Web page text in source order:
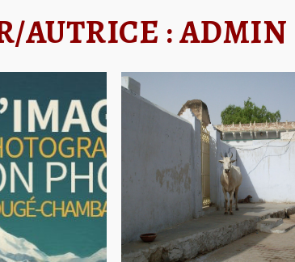
AUTRICE :ADMIN